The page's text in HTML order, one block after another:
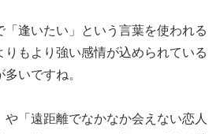
逢いたい」という言葉を使われる
もより強い感情が込められている
いですね。
「遠距離でなかなか会えない恋人